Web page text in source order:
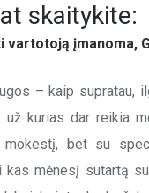
skaitykite:
vartotoją įmanoma,
– kaip supratau,
už kurias dar reikia
mokestį, bet su
kas mėnesį sutartą